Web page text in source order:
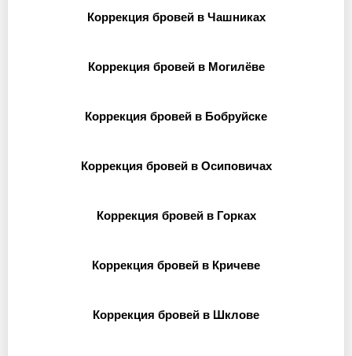
Коррекция бровей в Чашниках
Коррекция бровей в Могилёве
Коррекция бровей в Бобруйске
Коррекция бровей в Осиповичах
Коррекция бровей в Горках
Коррекция бровей в Кричеве
Коррекция бровей в Шклове